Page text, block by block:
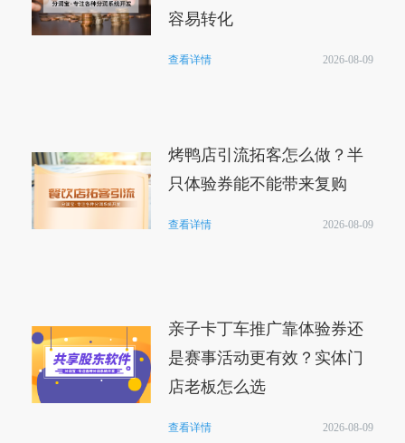
容易转化
查看详情 2026-08-09
烤鸭店引流拓客怎么做？半
只体验券能不能带来复购
查看详情 2026-08-09
亲子卡丁车推广靠体验券还
是赛事活动更有效？实体门
店老板怎么选
查看详情 2026-08-09